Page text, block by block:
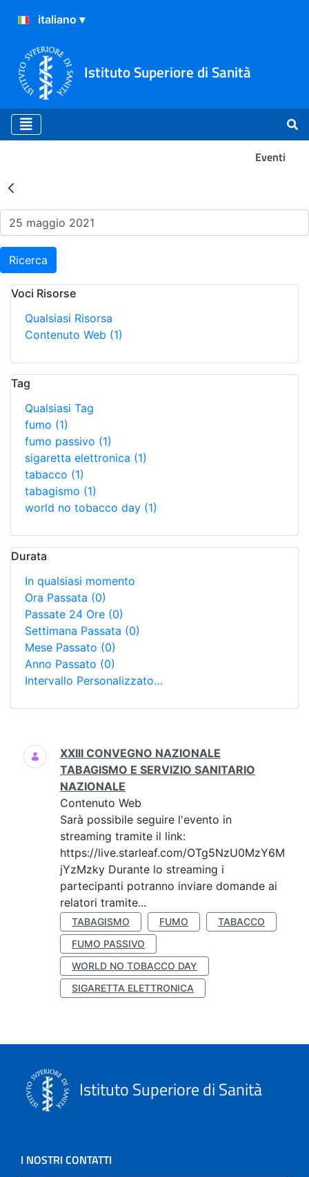
Istituto Superiore di Sanità
Eventi
Risultati della Ricerca -
Ricerca
Voci Risorse
Qualsiasi Risorsa
Contenuto Web (1)
Tag
Qualsiasi Tag
fumo (1)
fumo passivo (1)
sigaretta elettronica (1)
tabacco (1)
tabagismo (1)
world no tobacco day (1)
Durata
In qualsiasi momento
Ora Passata (0)
Passate 24 Ore (0)
Settimana Passata (0)
Mese Passato (0)
Anno Passato (0)
Intervallo Personalizzato…
Ricerca
XXIII CONVEGNO NAZIONALE
TABAGISMO E SERVIZIO SANITARIO
NAZIONALE
Contenuto Web
Sarà possibile seguire l'evento in
streaming tramite il link:
https://live.starleaf.com/OTg5NzU0MzY6M
jYzMzky Durante lo streaming i
partecipanti potranno inviare domande ai
relatori tramite...
TABAGISMO FUMO
TABACCO
FUMO PASSIVO
WORLD NO TOBACCO DAY
SIGARETTA ELETTRONICA
Istituto Superiore di Sanità
I NOSTRI CONTATTI